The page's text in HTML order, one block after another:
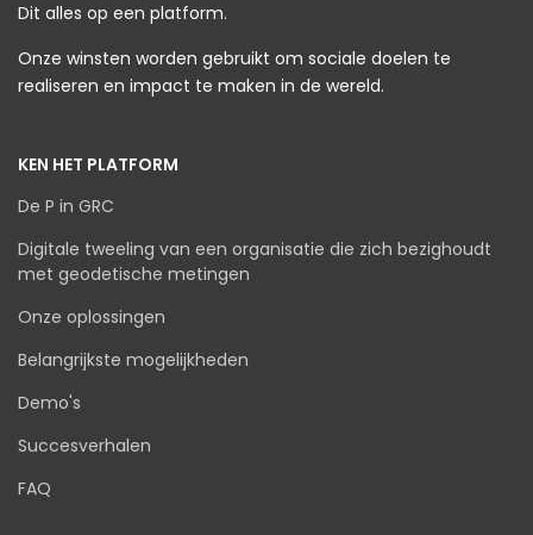
Dit alles op een platform.
Onze winsten worden gebruikt om sociale doelen te
realiseren en impact te maken in de wereld.
KEN HET PLATFORM
De P in GRC
Digitale tweeling van een organisatie die zich bezighoudt
met geodetische metingen
Onze oplossingen
Belangrijkste mogelijkheden
Demo's
Succesverhalen
FAQ